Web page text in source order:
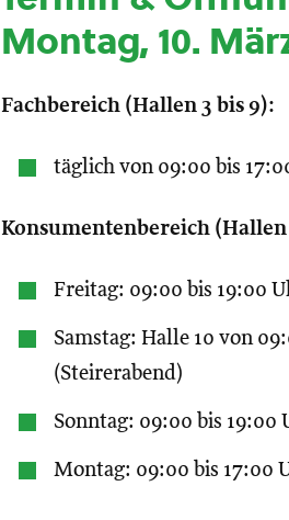
Montag, 10.
Fachbereich (Hallen 3 bis 9):
täglich von 09:00 bis
Konsumentenbereich (Hallen
Freitag: 09:00 bis 19:00
Samstag: Halle 10 von
(Steirerabend)
Sonntag: 09:00 bis 19:00
Montag: 09:00 bis 17:00